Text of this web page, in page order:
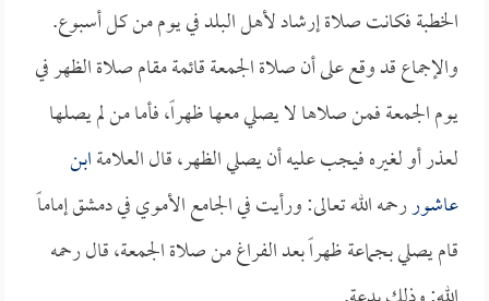
الخطبة فكانت صلاة إرشاد لأهل البلد في يوم من كل أسبوع.
والإجماع قد وقع على أن صلاة الجمعة قائمة مقام صلاة الظهر في
يوم الجمعة فمن صلاها لا يصلي معها ظهراً، فأما من لم يصلها
لعذر أو لغيره فيجب عليه أن يصلي الظهر، قال العلامةابن
عاشوررحمه الله تعالى: ورأيت في الجامع الأموي في دمشق إماماً
قام يصلي بجماعة ظهراً بعد الفراغ من صلاة الجمعة، قال رحمه